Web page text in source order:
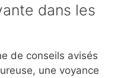
dans les
de conseils avisés
une voyance